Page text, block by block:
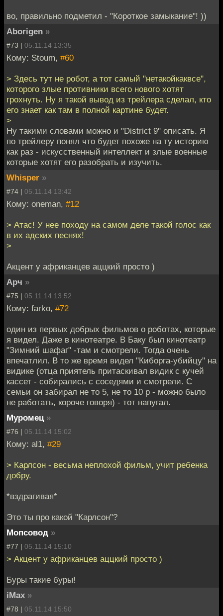
во, правильно подметил - "Короткое замыкание"! ))
Aborigen »
#73 | 05.11.14 13:35
Кому: Stoum, #60
> Здесь тут не робот, а тот самый "нетакойкаквсе",
которого злые противники всего нового хотят
грохнуть. Ну я такой вывод из трейлера сделал, кто
его знает как там в полной картине будет.
>
Ну такими словами можно и "District 9" описать. Я
по трейлеру понял что будет похоже на ту историю
как раз - искусственный интеллект и злые военные
которые хотят его разобрать и изучить.
Whisper »
#74 | 05.11.14 13:42
Кому: oneman, #12
> Атас! У нее походу на самом деле такой голос как
в их адских песнях!
>
Акцент у африканцев аццкий просто )
Арч »
#75 | 05.11.14 13:52
Кому: farko, #72
один из первых добрых фильмов о роботах, которые
я видел. Даже в кинотеатре. В Баку был кинотеатр
"Зимний шафаг" -там и смотрели. Тогда очень
впечатлил. В то же время видел "Киборга-убийцу" на
видике (отца приятель притаскивал видик с кучей
кассет - собирались с соседями и смотрели. С
семьи он забирал не то 5, не то 10 р - можно было
не работать, короче говоря) - тот напугал.
Муромец »
#76 | 05.11.14 15:02
Кому: al1, #29
> Карлсон - весьма неплохой фильм, учит ребенка
добру.
*вздрагивая*
Это ты про какой "Карлсон"?
Мопсовод »
#77 | 05.11.14 15:10
> Акцент у африканцев аццкий просто )
Буры такие буры!
iMax »
#78 | 05.11.14 15:50